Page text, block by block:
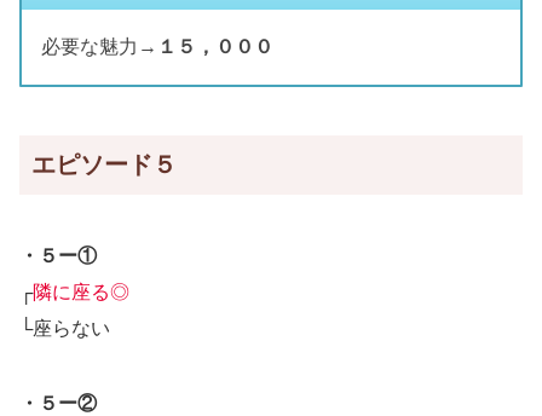
必要な魅力→ １５，０００
エピソード５
・５ー①
┌隣に座る◎
└座らない
・５ー②